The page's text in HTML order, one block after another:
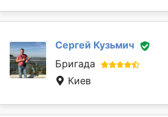
Сергей Кузьмич
Бригада
Киев